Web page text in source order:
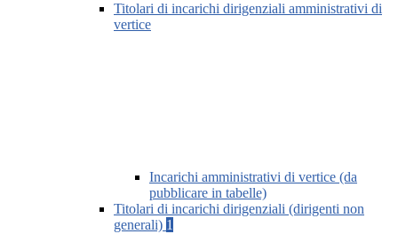
Titolari di incarichi dirigenziali amministrativi di
vertice
Incarichi amministrativi di vertice (da
pubblicare in tabelle)
Titolari di incarichi dirigenziali (dirigenti non
generali) 1